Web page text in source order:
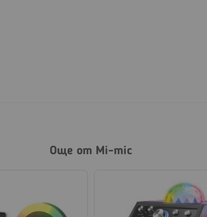
Още от Mi-mic